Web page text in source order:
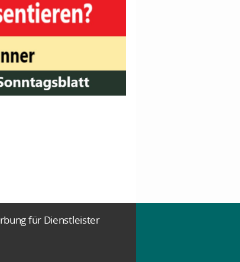
für Dienstleister